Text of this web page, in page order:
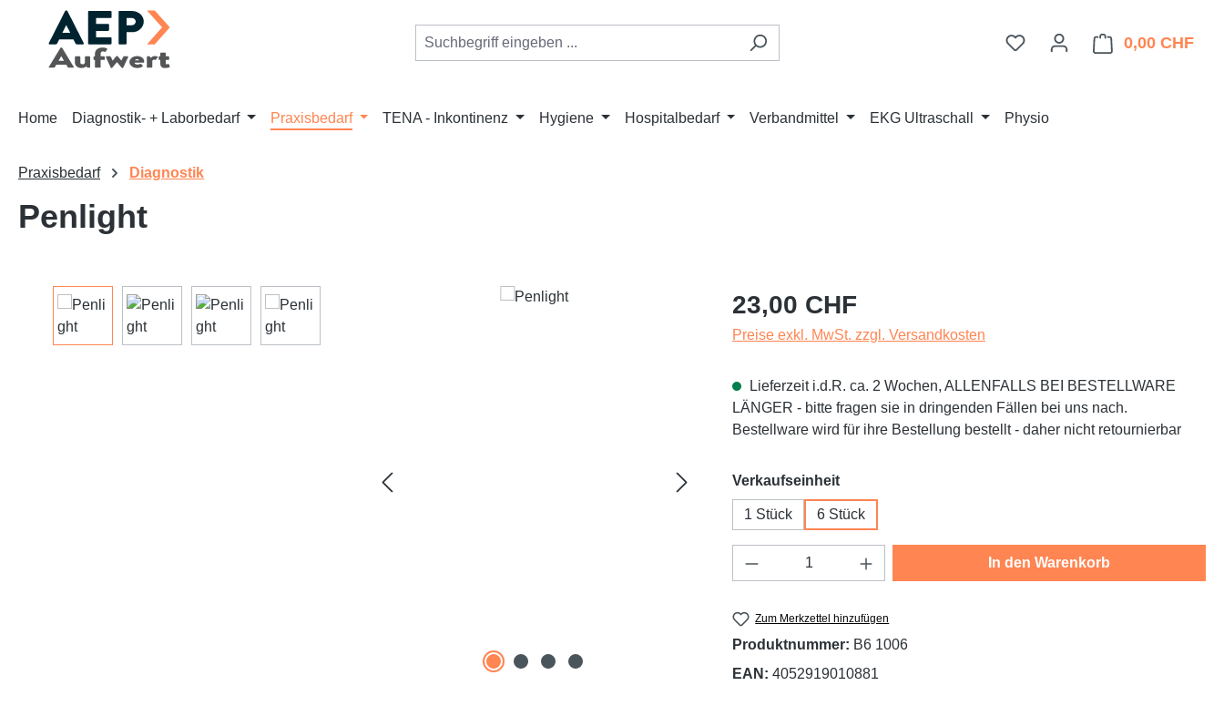
Hauptinhalt springen
Zur Suche springen
Zur Hauptnavigation springen
Du hast 0 Produkte auf dem
0,00 CHF
Home Diagnostik- + Laborbedarf Praxisbedarf TENA - Inkontinenz Hygiene Hospitalbedarf Verbandmittel EKG Ultraschall Physio
Praxisbedarf Diagnostik
Penlight
Bildergalerie überspringen Regulärer Preis:
23,00 CHF
Preise exkl. MwSt. zzgl. Versandkosten
Lieferzeit i.d.R. ca. 2 Wochen, ALLENFALLS BEI BESTELLWARE
LÄNGER - bitte fragen sie in dringenden Fällen bei uns nach.
Bestellware wird für ihre Bestellung bestellt - daher nicht retournierbar
Verkaufseinheitauswählen
1 Stück 6 Stück
Produkt Anzahl: Gib den gewünschten Wert ein
In den Warenkorb
Zum Merkzettel hinzufügen
Produktnummer: B6 1006
EAN: 4052919010881